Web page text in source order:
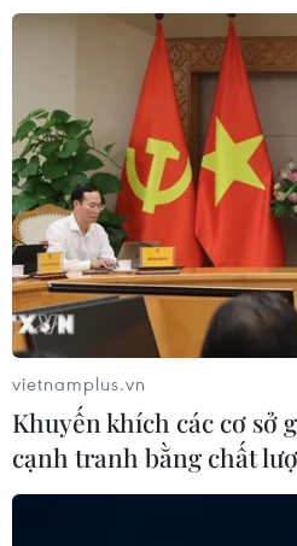
Theo dõi VietnamPlus
Quan hệ Việt
Kinh nghiệm Đổi mới
xây dựng nền kinh tế
Việt Nam và Lào thúc
Việt Nam-Lào đẩy
quốc phòng
Tác phẩm điện ảnh
kết chiến lược Việt-Lào
Các địa phương Việt
vietnamplus.vn
Khuyến khích các cơ sở
cạnh tranh bằng chất